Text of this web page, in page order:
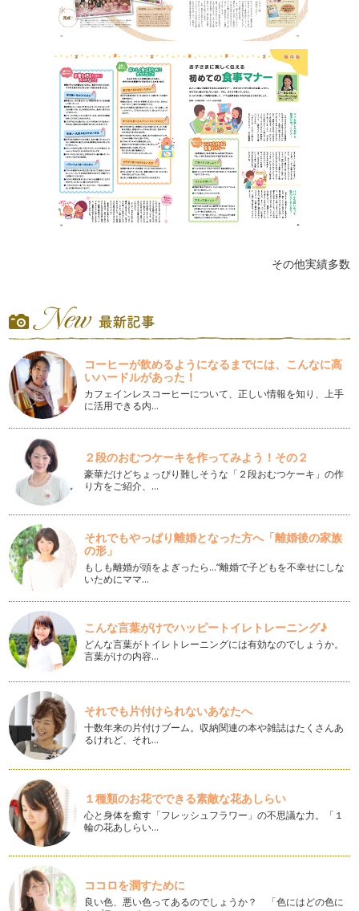
その他実績多数
コーヒーが飲めるようになるまでには、こんなに高
いハードルがあった！
カフェインレスコーヒーについて、正しい情報を知り、上手
に活用できる内…
２段のおむつケーキを作ってみよう！その２
豪華だけどちょっぴり難しそうな「２段おむつケーキ」の作
り方をご紹介、…
それでもやっぱり離婚となった方へ「離婚後の家族
の形」
もしも離婚が頭をよぎったら…“離婚で子どもを不幸せにしな
いためにママ…
こんな言葉がけでハッピートイレトレーニング♪
どんな言葉がトイレトレーニングには有効なのでしょうか。
言葉がけの内容…
それでも片付けられないあなたへ
十数年来の片付けブーム。収納関連の本や雑誌はたくさんあ
るけれど、それ…
１種類のお花でできる素敵な花あしらい
心と身体を癒す「フレッシュフラワー」の不思議な力。「１
輪の花あしらい…
ココロを潤すために
良い色、悪い色ってあるのでしょうか？ 「色にはどの色に